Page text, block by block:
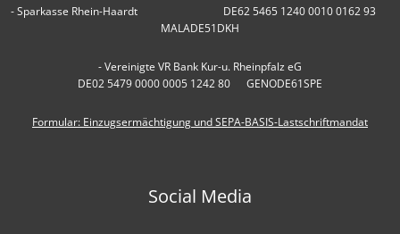
- Sparkasse Rhein-Haardt DE62 5465 1240 0010 0162 93
MALADE51DKH
- Vereinigte VR Bank Kur-u. Rheinpfalz eG
DE02 5479 0000 0005 1242 80 GENODE61SPE
Formular: Einzugsermächtigung und SEPA-BASIS-Lastschriftmandat
Social Media